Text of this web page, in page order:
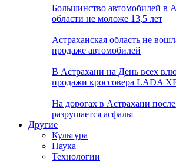
Большинство автомобилей в
области не моложе 13,5 лет
Астраханская область не
продаже автомобилей
В Астрахани на День всех
продажи кроссовера LADA
На дорогах в Астрахани
разрушается асфальт
Другие
Культура
Наука
Технологии